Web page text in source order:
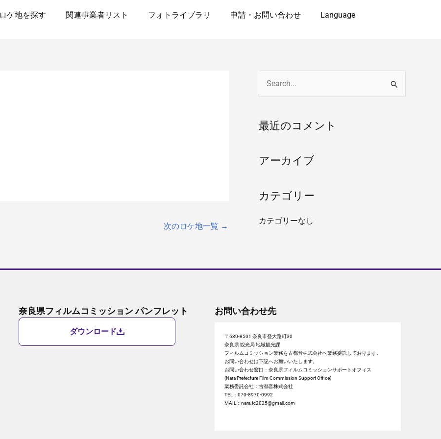
ロケ地を探す 関連事業者リスト フォトライブラリ 申請・お問い合わせ Language
次のロケ地一覧 →
象
最近のコメント
アーカイブ
カテゴリー
カテゴリーなし
奈良県フィルムコミッション パンフレット
ダウンロード
お問い合わせ先
〒630-8501 奈良市登大路町30
奈良県 観光局 地域観光課
フィルムコミッション業務を古都音株式会社へ業務委託しております。
お問い合わせは下記へお願いいたします。
お問い合わせ窓口：奈良県フィルムコミッションサポートオフィス
(Nara Prefecture Film Commission Support Office)
業務委託会社：古都音株式会社
TEL：070-8970-0992
MAIL：nara.fc2025@gmail.com